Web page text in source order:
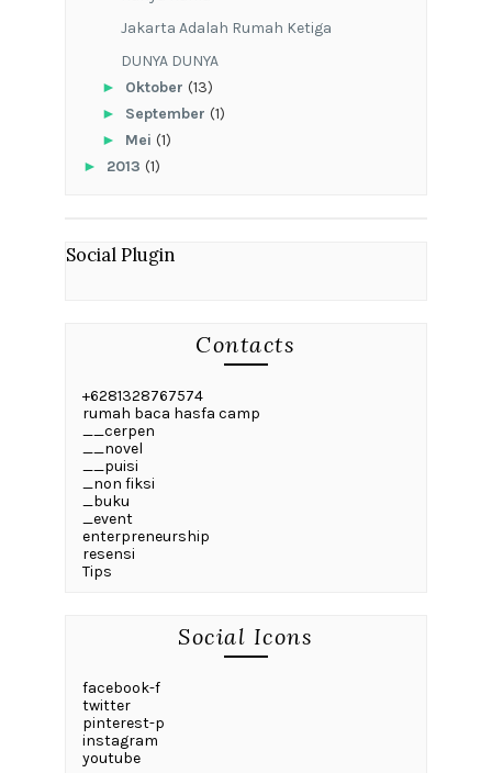
Jakarta Adalah Rumah Ketiga
DUNYA DUNYA
► Oktober (13)
► September (1)
► Mei (1)
► 2013 (1)
Social Plugin
Contacts
+6281328767574
rumah baca hasfa camp
__cerpen
__novel
__puisi
_non fiksi
_buku
_event
enterpreneurship
resensi
Tips
Social Icons
facebook-f
twitter
pinterest-p
instagram
youtube